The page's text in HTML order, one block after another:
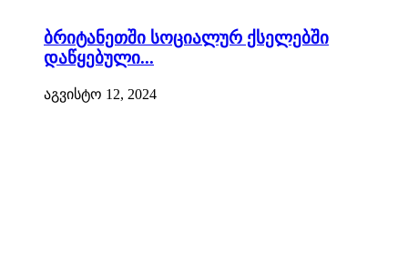
ბრიტანეთში სოციალურ ქსელებში
დაწყებული...
აგვისტო 12, 2024